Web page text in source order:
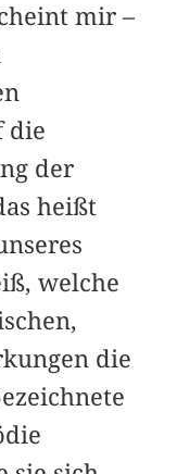
mir –
die
der
heißt
welche
die